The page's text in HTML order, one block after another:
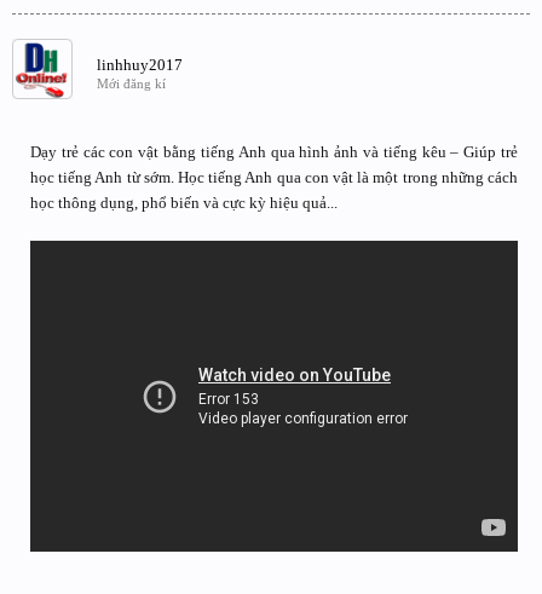
linhhuy2017
Mới đăng kí
Dạy trẻ các con vật bằng tiếng Anh qua hình ảnh và tiếng kêu – Giúp trẻ
học tiếng Anh từ sớm. Học tiếng Anh qua con vật là một trong những cách
học thông dụng, phổ biến và cực kỳ hiệu quả...